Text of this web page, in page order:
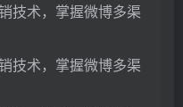
技术，掌握微博多渠
技术，掌握微博多渠